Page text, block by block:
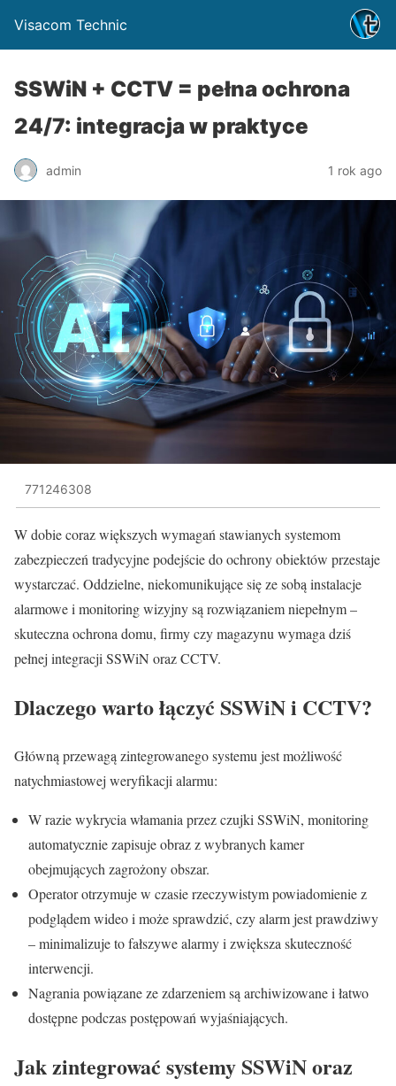
Visacom Technic
SSWiN + CCTV = pełna ochrona
24/7: integracja w praktyce
admin 1 rok ago
771246308
W dobie coraz większych wymagań stawianych systemom
zabezpieczeń tradycyjne podejście do ochrony obiektów przestaje
wystarczać. Oddzielne, niekomunikujące się ze sobą instalacje
alarmowe i monitoring wizyjny są rozwiązaniem niepełnym –
skuteczna ochrona domu, firmy czy magazynu wymaga dziś
pełnej integracji SSWiN oraz CCTV.
Dlaczego warto łączyć SSWiN i CCTV?
Główną przewagą zintegrowanego systemu jest możliwość
natychmiastowej weryfikacji alarmu:
W razie wykrycia włamania przez czujki SSWiN, monitoring
automatycznie zapisuje obraz z wybranych kamer
obejmujących zagrożony obszar.
Operator otrzymuje w czasie rzeczywistym powiadomienie z
podglądem wideo i może sprawdzić, czy alarm jest prawdziwy
– minimalizuje to fałszywe alarmy i zwiększa skuteczność
interwencji.
Nagrania powiązane ze zdarzeniem są archiwizowane i łatwo
dostępne podczas postępowań wyjaśniających.
Jak zintegrować systemy SSWiN oraz